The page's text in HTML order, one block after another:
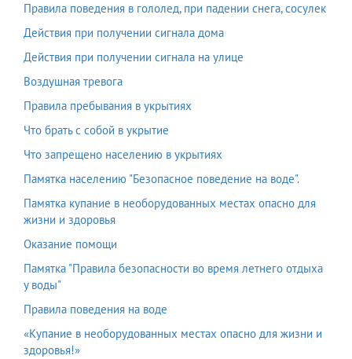
Правила поведения в гололед, при падении снега, сосулек
Действия при получении сигнала дома
Действия при получении сигнала на улице
Воздушная тревога
Правила пребывания в укрытиях
Что брать с собой в укрытие
Что запрещено населению в укрытиях
Памятка населению "Безопасное поведение на воде".
Памятка купание в необорудованных местах опасно для
жизни и здоровья
Оказание помощи
Памятка "Правила безопасности во время летнего отдыха
у воды"
Правила поведения на воде
«Купание в необорудованных местах опасно для жизни и
здоровья!»